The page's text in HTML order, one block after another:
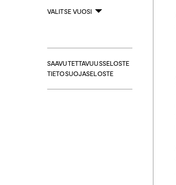
VALITSE VUOSI
SAAVUTETTAVUUSSELOSTE
TIETOSUOJASELOSTE